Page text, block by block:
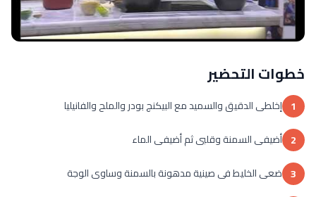
خطوات التحضير
1 إخلطى الدقيق والسميد مع البيكنج بودر والملح والفانيليا
2 أضيفى السمنة وقلبى ثم أضيفى الماء
3 ضعى الخليط فى صينية مدهونة بالسمنة وساوى الوجة